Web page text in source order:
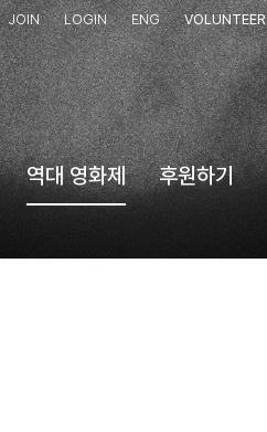
JOIN LOGIN ENG VOLUNTEER
역대 영화제 후원하기